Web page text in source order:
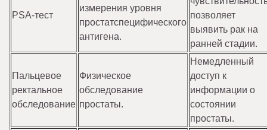
PSA-тест
измерения уровня
простатспецифического
антигена.
позволяет
выявить рак на
ранней стадии.
Пальцевое
ректальное
обследование
Физическое
обследование
простаты.
Немедленный
доступ к
информации о
состоянии
простаты.